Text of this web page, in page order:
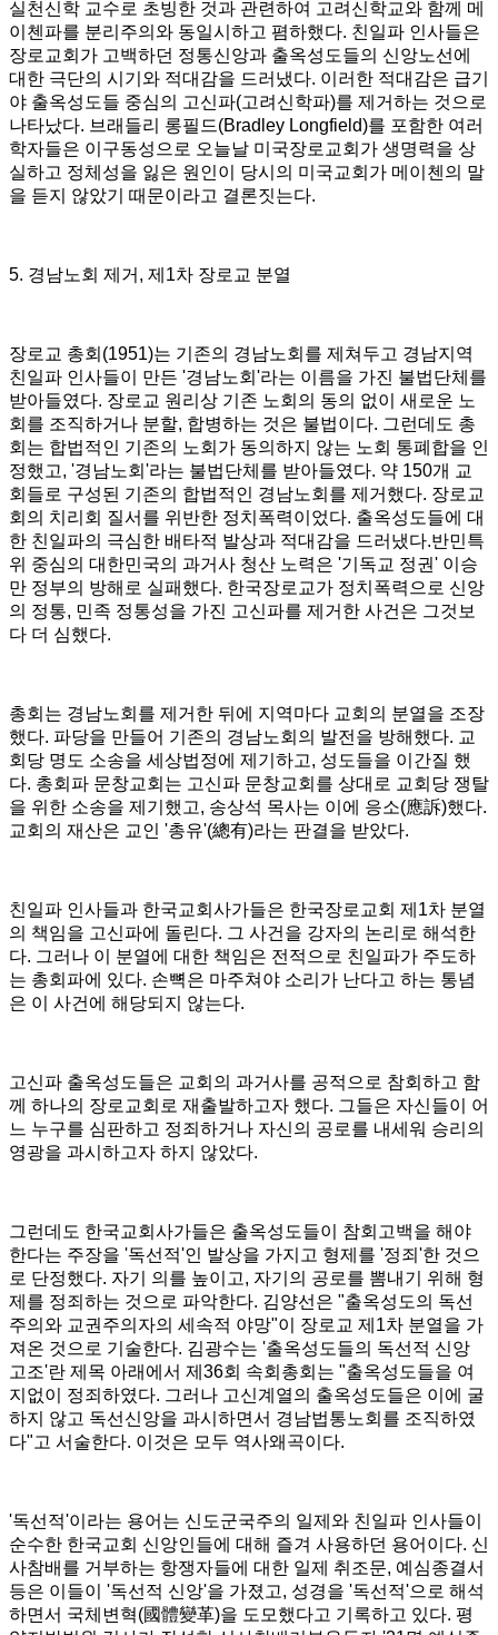
실천신학 교수로 초빙한 것과 관련하여 고려신학교와 함께 메
이첸파를 분리주의와 동일시하고 폄하했다. 친일파 인사들은
장로교회가 고백하던 정통신앙과 출옥성도들의 신앙노선에
대한 극단의 시기와 적대감을 드러냈다. 이러한 적대감은 급기
야 출옥성도들 중심의 고신파(고려신학파)를 제거하는 것으로
나타났다. 브래들리 롱필드(Bradley Longfield)를 포함한 여러
학자들은 이구동성으로 오늘날 미국장로교회가 생명력을 상
실하고 정체성을 잃은 원인이 당시의 미국교회가 메이첸의 말
을 듣지 않았기 때문이라고 결론짓는다.
5. 경남노회 제거 , 제 1차 장로교 분열
장로교 총회 (1951)는 기존의 경남노회를 제쳐두고 경남지역
친일파 인사들이 만든 '경남노회 '라는 이름을 가진 불법단체를
받아들였다. 장로교 원리상 기존 노회의 동의 없이 새로운 노
회를 조직하거나 분할, 합병하는 것은 불법이다. 그런데도 총
회는 합법적인 기존의 노회가 동의하지 않는 노회 통폐합을 인
정했고, '경남노회 '라는 불법단체를 받아들였다. 약 150개 교
회들로 구성된 기존의 합법적인 경남노회를 제거했다. 장로교
회의 치리회 질서를 위반한 정치폭력이었다. 출옥성도들에 대
한 친일파의 극심한 배타적 발상과 적대감을 드러냈다.반민특
위 중심의 대한민국의 과거사 청산 노력은 '기독교 정권' 이승
만 정부의 방해로 실패했다. 한국장로교가 정치폭력으로 신앙
의 정통, 민족 정통성을 가진 고신파를 제거한 사건은 그것보
다 더 심했다.
총회는 경남노회를 제거한 뒤에 지역마다 교회의 분열을 조장
했다. 파당을 만들어 기존의 경남노회의 발전을 방해했다. 교
회당 명도 소송을 세상법정에 제기하고, 성도들을 이간질 했
다. 총회파 문창교회는 고신파 문창교회를 상대로 교회당 쟁탈
을 위한 소송을 제기했고, 송상석 목사는 이에 응소(應訴)했다.
교회의 재산은 교인 '총유'(總有)라는 판결을 받았다.
친일파 인사들과 한국교회사가들은 한국장로교회 제 1차 분열
의 책임을 고신파에 돌린다. 그 사건을 강자의 논리로 해석한
다. 그러나 이 분열에 대한 책임은 전적으로 친일파가 주도하
는 총회파에 있다. 손뼉은 마주쳐야 소리가 난다고 하는 통념
은 이 사건에 해당되지 않는다.
고신파 출옥성도들은 교회의 과거사를 공적으로 참회하고 함
께 하나의 장로교회로 재출발하고자 했다. 그들은 자신들이 어
느 누구를 심판하고 정죄하거나 자신의 공로를 내세워 승리의
영광을 과시하고자 하지 않았다.
그런데도 한국교회사가들은 출옥성도들이 참회고백을 해야
한다는 주장을 '독선적'인 발상을 가지고 형제를 '정죄 '한 것으
로 단정했다. 자기 의를 높이고, 자기의 공로를 뽐내기 위해 형
제를 정죄하는 것으로 파악한다. 김양선은 "출옥성도의 독선
주의와 교권주의자의 세속적 야망"이 장로교 제 1차 분열을 가
져온 것으로 기술한다. 김광수는 '출옥성도들의 독선적 신앙
고조'란 제목 아래에서 제 36회 속회총회는 "출옥성도들을 여
지없이 정죄하였다. 그러나 고신계열의 출옥성도들은 이에 굴
하지 않고 독선신앙을 과시하면서 경남법통노회를 조직하였
다"고 서술한다. 이것은 모두 역사왜곡이다.
'독선적'이라는 용어는 신도군국주의 일제와 친일파 인사들이
순수한 한국교회 신앙인들에 대해 즐겨 사용하던 용어이다. 신
사참배를 거부하는 항쟁자들에 대한 일제 취조문, 예심종결서
등은 이들이 '독선적 신앙'을 가졌고, 성경을 '독선적'으로 해석
하면서 국체변혁(國體變革)을 도모했다고 기록하고 있다. 평